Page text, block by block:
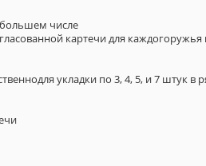
числе
картечи для
укладки по 3, 4, 5, и 7 штук в
любых калибров.